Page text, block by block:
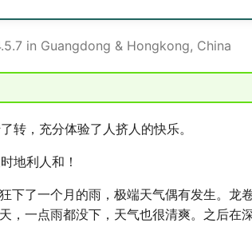
in Guangdong & Hongkong, China
转，充分体验了人挤人的快乐。
地利人和！
下了一个月的雨，极端天气偶有发生。龙
，一点雨都没下，天气也很清爽。之后在